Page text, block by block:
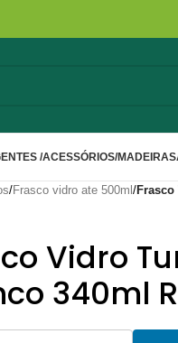
/ACESSÓRIOS/MADEIRA
/Frasco vidro ate 500ml /Frasco
Vidro
340ml